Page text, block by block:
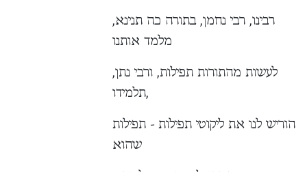
רבינו, רבי נחמן, בתורה כה תנינא,
מלמד אותנו
לעשות מהתורות תפילות, ורבי נתן,
תלמידו,
הוריש לנו את ליקוטי תפילות - תפילות
שהוא